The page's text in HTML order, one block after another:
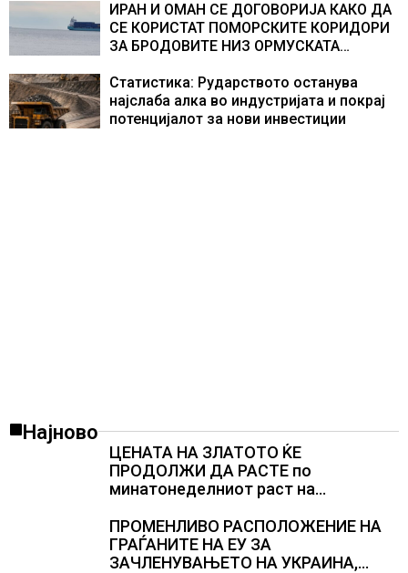
ИРАН И ОМАН СЕ ДОГОВОРИЈА КАКО ДА
СЕ КОРИСТАТ ПОМОРСКИТЕ КОРИДОРИ
ЗА БРОДОВИТЕ НИЗ ОРМУСКАТА
Статистика: Рударството останува
најслаба алка во индустријата и покрај
потенцијалот за нови инвестиции
Најново
ЦЕНАТА НА ЗЛАТОТО ЌЕ
ПРОДОЛЖИ ДА РАСТЕ по
минатонеделниот раст на
ПРОМЕНЛИВО РАСПОЛОЖЕНИЕ НА
ГРАЃАНИТЕ НА ЕУ ЗА
ЗАЧЛЕНУВАЊЕТО НА УКРАИНА,